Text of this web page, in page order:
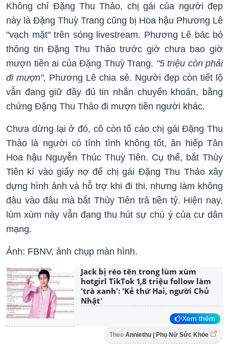
Không chỉ Đặng Thu Thảo, chị gái của người đẹp
này là Đặng Thuỳ Trang cũng bị Hoa hậu Phương Lê
"vạch mặt" trên sóng livestream. Phương Lê bác bỏ
thông tin Đặng Thu Thảo trước giờ chưa bao giờ
mượn tiền ai của Đặng Thuỳ Trang. "5 triệu còn phải
đi mượn", Phương Lê chia sẻ. Người đẹp còn tiết lộ
vẫn đang giữ đầy đủ tin nhắn chuyển khoản, bằng
chứng Đặng Thu Thảo đi mượn tiền người khác.
Chưa dừng lại ở đó, cô còn tố cáo chị gái Đặng Thu
Thảo là người có tính tình không tốt, ăn hiếp Tân
Hoa hậu Nguyễn Thúc Thuỳ Tiên. Cụ thể, bắt Thùy
Tiên kí vào giấy nợ để chị gái Đặng Thu Thảo xây
dựng hình ảnh và hỗ trợ khi đi thi, nhưng làm không
đâu vào đâu mà bắt Thùy Tiên trả tiền tỷ. Hiện nay,
lùm xùm này vẫn đang thu hút sự chú ý của cư dân
mạng.
Ảnh: FBNV, ảnh chụp màn hình.
Jack bị réo tên trong lùm xùm
hotgirl TikTok 1,8 triệu follow làm
'trà xanh': 'Kẻ thứ Hai, người Chủ
Nhật'
Xem thêm
Theo Anniethu | Phụ Nữ Sức Khỏe